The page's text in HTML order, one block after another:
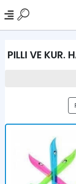
PILLI VE KUR.